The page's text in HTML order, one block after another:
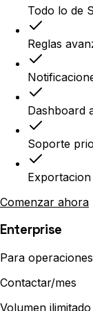
Todo lo de
Reglas
Dashboard
Soporte
Comenzar ahora
Enterprise
Para
Contactar/mes
Volumen ilimitado